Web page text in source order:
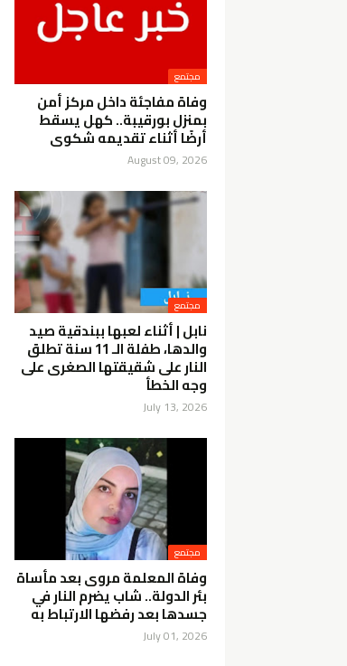
مجتمع
وفاة مفاجئة داخل مركز أمن
بمنزل بورقيبة.. كهل يسقط
أرضًا أثناء تقديمه شكوى
August 09, 2026
مجتمع
نابل | أثناء لعبها ببندقية صيد
والدها، طفلة الـ 11 سنة تطلق
النار على شقيقتها الصغرى على
وجه الخطأ
July 13, 2026
مجتمع
وفاة المعلمة مروى بعد مأساة
بئر الدولة.. شاب يضرم النار في
جسدها بعد رفضها الارتباط به
July 01, 2026